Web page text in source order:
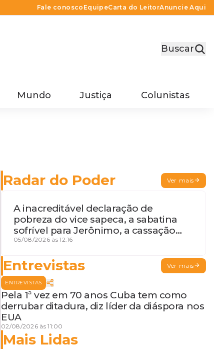
Fale conosco EquipeCarta do LeitorAnuncie Aqui
Buscar
Mundo Justiça Colunistas
Radar do Poder Ver mais
A inacreditável declaração de
pobreza do vice sapeca, a sabatina
sofrível para Jerônimo, a cassação
iminente da desembargadora e a
05/08/2026 às 12:16
Entrevistas Ver mais
ENTREVISTAS
Pela 1ª vez em 70 anos Cuba tem como
derrubar ditadura, diz líder da diáspora nos
EUA
02/08/2026 às 11:00
Mais Lidas